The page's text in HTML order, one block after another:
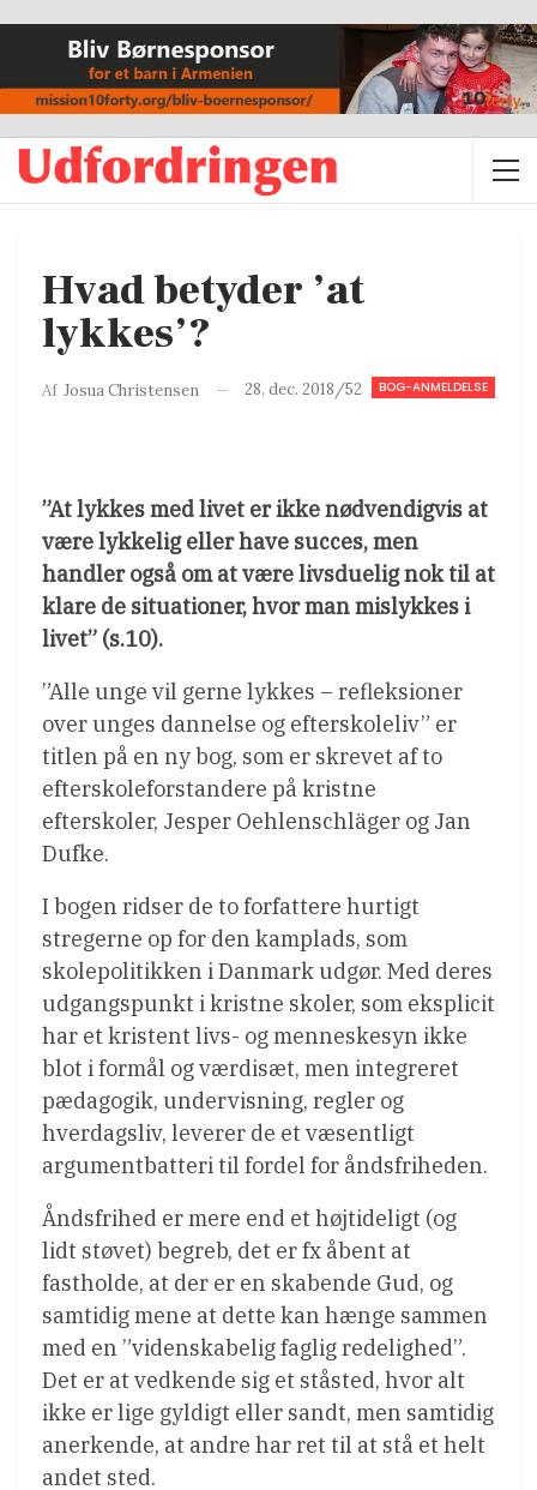
Hvad betyder ’at
lykkes’?
BOG-ANMELDELSE
Af Josua Christensen 28. dec. 2018/52
”At lykkes med livet er ikke nødvendigvis at
være lykkelig eller have succes, men
handler også om at være livsduelig nok til at
klare de situationer, hvor man mislykkes i
livet” (s.10).
”Alle unge vil gerne lykkes – refleksioner
over unges dannelse og efterskoleliv” er
titlen på en ny bog, som er skrevet af to
efterskoleforstandere på kristne
efterskoler, Jesper Oehlenschläger og Jan
Dufke.
I bogen ridser de to forfattere hurtigt
stregerne op for den kamplads, som
skolepolitikken i Danmark udgør. Med deres
udgangspunkt i kristne skoler, som eksplicit
har et kristent livs- og menneskesyn ikke
blot i formål og værdisæt, men integreret
pædagogik, undervisning, regler og
hverdagsliv, leverer de et væsentligt
argumentbatteri til fordel for åndsfriheden.
Åndsfrihed er mere end et højtideligt (og
lidt støvet) begreb, det er fx åbent at
fastholde, at der er en skabende Gud, og
samtidig mene at dette kan hænge sammen
med en ”videnskabelig faglig redelighed”.
Det er at vedkende sig et ståsted, hvor alt
ikke er lige gyldigt eller sandt, men samtidig
anerkende, at andre har ret til at stå et helt
andet sted.